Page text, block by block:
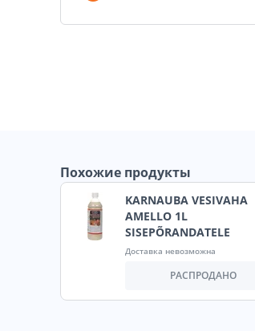
Похожие продукты
KARNAUBA VESIVAHA
AMELLO 1L
SISEPÕRANDATELE
Доставка невозможна
РАСПРОДАНО